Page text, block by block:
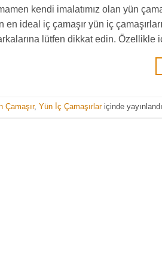
kendi imalatımız olan yün
en ideal iç çamaşır yün iç
lütfen dikkat edin.
Çamaşır, Yün İç Çamaşırlariçinde yayınlandı